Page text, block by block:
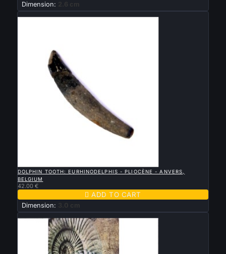
Dimension: 2.6 cm
New
DOLPHIN TOOTH: EURHINODELPHIS - PLIOCÈNE - ANVERS,
BELGIUM
42.00 €
 ADD TO CART
Dimension: 3.0 cm
New